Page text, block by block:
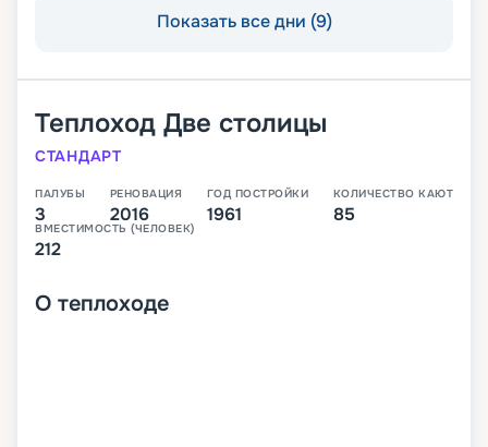
Показать все дни (9)
Теплоход Две столицы
СТАНДАРТ
ПАЛУБЫ
3
РЕНОВАЦИЯ
2016
ГОД ПОСТРОЙКИ
1961
КОЛИЧЕСТВО КАЮТ
85
ВМЕСТИМОСТЬ (ЧЕЛОВЕК)
212
О теплоходе